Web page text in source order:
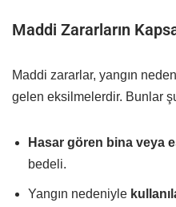
Maddi Zararların
Maddi zararlar, yangın
gelen eksilmelerdir. Bunlar
Hasar gören bina veya
bedeli.
Yangın nedeniyle